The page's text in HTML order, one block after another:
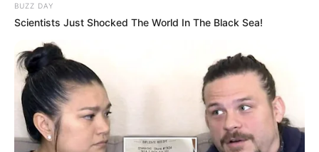
Deixe seu comentário
BUZZ DAY
Scientists Just Shocked The World In The Black Sea!